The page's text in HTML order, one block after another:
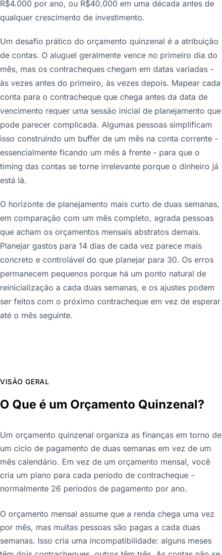
R$4.000 por ano, ou R$40.000 em uma década antes de
qualquer crescimento de investimento.
Um desafio prático do orçamento quinzenal é a atribuição
de contas. O aluguel geralmente vence no primeiro dia do
mês, mas os contracheques chegam em datas variadas -
às vezes antes do primeiro, às vezes depois. Mapear cada
conta para o contracheque que chega antes da data de
vencimento requer uma sessão inicial de planejamento que
pode parecer complicada. Algumas pessoas simplificam
isso construindo um buffer de um mês na conta corrente -
essencialmente ficando um mês à frente - para que o
timing das contas se torne irrelevante porque o dinheiro já
está lá.
O horizonte de planejamento mais curto de duas semanas,
em comparação com um mês completo, agrada pessoas
que acham os orçamentos mensais abstratos demais.
Planejar gastos para 14 dias de cada vez parece mais
concreto e controlável do que planejar para 30. Os erros
permanecem pequenos porque há um ponto natural de
reinicialização a cada duas semanas, e os ajustes podem
ser feitos com o próximo contracheque em vez de esperar
até o mês seguinte.
VISÃO GERAL
O Que é um Orçamento Quinzenal?
Um orçamento quinzenal organiza as finanças em torno de
um ciclo de pagamento de duas semanas em vez de um
mês calendário. Em vez de um orçamento mensal, você
cria um plano para cada período de contracheque -
normalmente 26 períodos de pagamento por ano.
O orçamento mensal assume que a renda chega uma vez
por mês, mas muitas pessoas são pagas a cada duas
semanas. Isso cria uma incompatibilidade: alguns meses